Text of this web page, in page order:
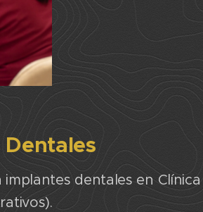
dentales en